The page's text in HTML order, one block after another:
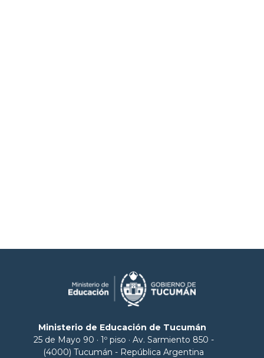
Ministerio de Educación de Tucumán
25 de Mayo 90 · 1º piso · Av. Sarmiento 850 -
(4000) Tucumán - República Argentina